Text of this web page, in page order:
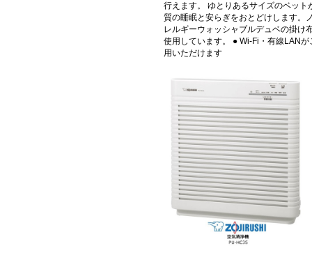
行えます。 ゆとりあるサイズのベット
質の睡眠と安らぎをおとどけします。
レルギーウォッシャブルデュベの掛け
使用しています。 ● Wi-Fi・有線LANが
用いただけます